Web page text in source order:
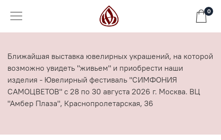
0
Ближайшая выставка ювелирных украшений, на которой
возможно увидеть "живьем" и приобрести наши
изделия - Ювелирный фестиваль "СИМФОНИЯ
САМОЦВЕТОВ" с 28 по 30 августа 2026 г. Москва. ВЦ
"Амбер Плаза", Краснопролетарская, 36